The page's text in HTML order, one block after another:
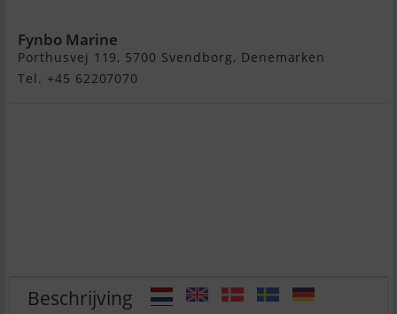
Fynbo Marine
Porthusvej 119, 5700 Svendborg, Denemarken
Tel. +45 62207070
Beschrijving